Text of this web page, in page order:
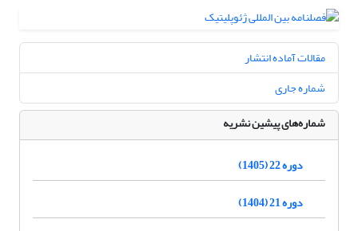
مقالات آماده انتشار
شماره جاری
شماره‌های پیشین نشریه
دوره 22 (1405)
دوره 21 (1404)